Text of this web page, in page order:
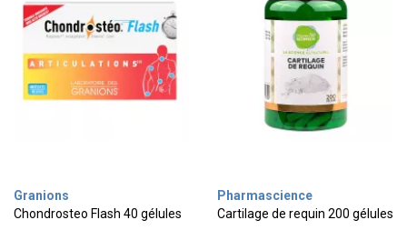
Granions
Chondrosteo Flash 40 gélules
Pharmascience
Cartilage de requin 200 gélules